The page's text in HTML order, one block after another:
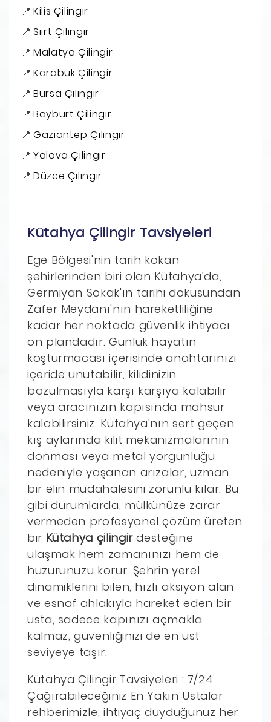
Kilis Çilingir
Siirt Çilingir
Malatya Çilingir
Karabük Çilingir
Bursa Çilingir
Bayburt Çilingir
Gaziantep Çilingir
Yalova Çilingir
Düzce Çilingir
Kütahya Çilingir Tavsiyeleri
Ege Bölgesi'nin tarih kokan
şehirlerinden biri olan Kütahya'da,
Germiyan Sokak'ın tarihi dokusundan
Zafer Meydanı'nın hareketliliğine
kadar her noktada güvenlik ihtiyacı
ön plandadır. Günlük hayatın
koşturmacası içerisinde anahtarınızı
içeride unutabilir, kilidinizin
bozulmasıyla karşı karşıya kalabilir
veya aracınızın kapısında mahsur
kalabilirsiniz. Kütahya'nın sert geçen
kış aylarında kilit mekanizmalarının
donması veya metal yorgunluğu
nedeniyle yaşanan arızalar, uzman
bir elin müdahalesini zorunlu kılar. Bu
gibi durumlarda, mülkünüze zarar
vermeden profesyonel çözüm üreten
bir Kütahya çilingirdesteğine
ulaşmak hem zamanınızı hem de
huzurunuzu korur. Şehrin yerel
dinamiklerini bilen, hızlı aksiyon alan
ve esnaf ahlakıyla hareket eden bir
usta, sadece kapınızı açmakla
kalmaz, güvenliğinizi de en üst
seviyeye taşır.
Kütahya Çilingir Tavsiyeleri : 7/24
Çağırabileceğiniz En Yakın Ustalar
rehberimizle, ihtiyaç duyduğunuz her